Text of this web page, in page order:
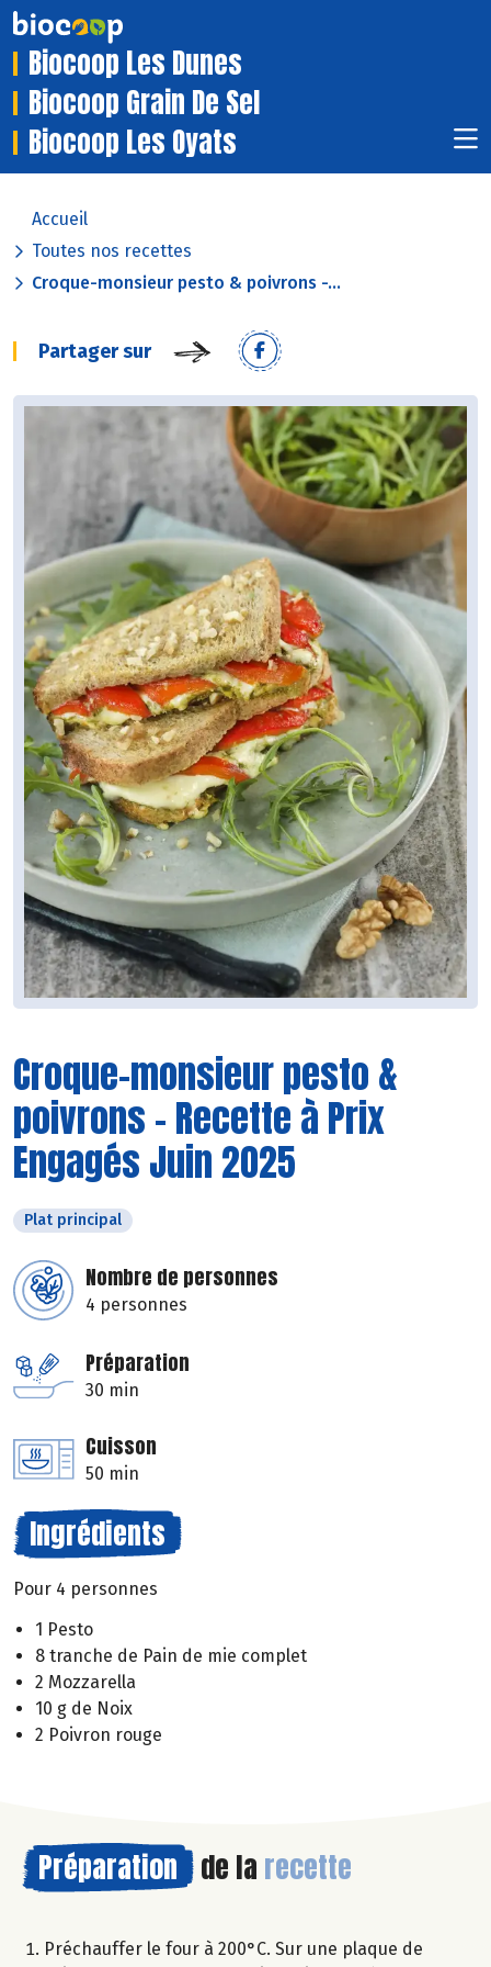
Biocoop Les Dunes
Biocoop Grain De Sel
Biocoop Les Oyats
Accueil
Toutes nos recettes
Croque-monsieur pesto & poivrons -...
Partager sur
Croque-monsieur pesto &
poivrons - Recette à Prix
Engagés Juin 2025
Plat principal
Nombre de personnes
4 personnes
Préparation
30 min
Cuisson
50 min
Ingrédients
Pour 4 personnes
1 Pesto
8 tranche de Pain de mie complet
2 Mozzarella
10 g de Noix
2 Poivron rouge
Préparation de la recette
Préchauffer le four à 200°C. Sur une plaque de